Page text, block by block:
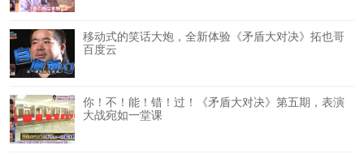
移动式的笑话大炮，全新体验《矛盾大对决》拓也哥
百度云
你！不！能！错！过！《矛盾大对决》第五期，表演
大战宛如一堂课